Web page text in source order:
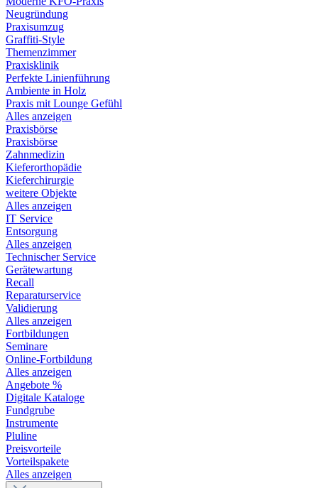
Neugründung
Praxisumzug
Graffiti-Style
Themenzimmer
Praxisklinik
Perfekte Linienführung
Ambiente in Holz
Praxis mit Lounge Gefühl
Alles anzeigen
Praxisbörse
Praxisbörse
Zahnmedizin
Kieferorthopädie
Kieferchirurgie
weitere Objekte
Alles anzeigen
IT Service
Entsorgung
Alles anzeigen
Technischer Service
Gerätewartung
Recall
Reparaturservice
Validierung
Alles anzeigen
Fortbildungen
Seminare
Online-Fortbildung
Alles anzeigen
Angebote %
Digitale Kataloge
Fundgrube
Instrumente
Pluline
Preisvorteile
Vorteilspakete
Alles anzeigen